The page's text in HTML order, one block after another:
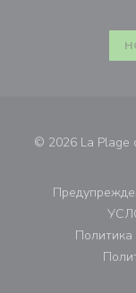
© 2026 La Plage